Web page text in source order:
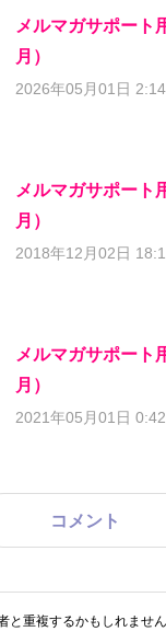
メルマガサポート
月）
2026年05月01日 2:14
メルマガサポート
月）
2018年12月02日
メルマガサポート
月）
2021年05月01日 0:42
コメント
と重複するかもしれませ